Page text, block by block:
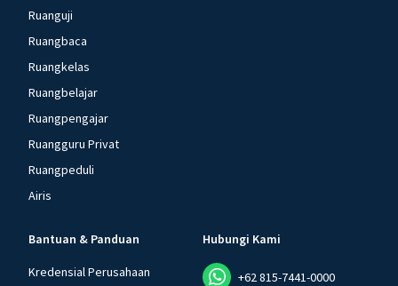
Ruanguji
Ruangbaca
Ruangkelas
Ruangbelajar
Ruangpengajar
Ruangguru Privat
Ruangpeduli
Airis
Bantuan & Panduan
Kredensial Perusahaan
Hubungi Kami
+62 815-7441-0000